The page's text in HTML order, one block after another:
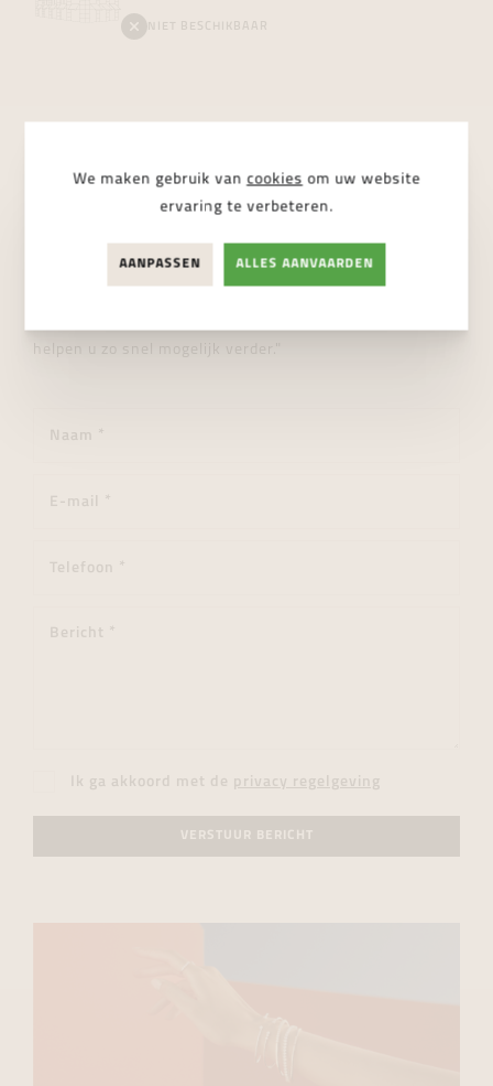
NIET BESCHIKBAAR
STUUR ONS EEN BERICHT
Wij helpen je graag verder!
helpen u zo snel mogelijk verder."
Ik ga akkoord met de privacy regelgeving
VERSTUUR BERICHT
We maken gebruik van cookies om uw website
ervaring te verbeteren.
AANPASSEN ALLES AANVAARDEN